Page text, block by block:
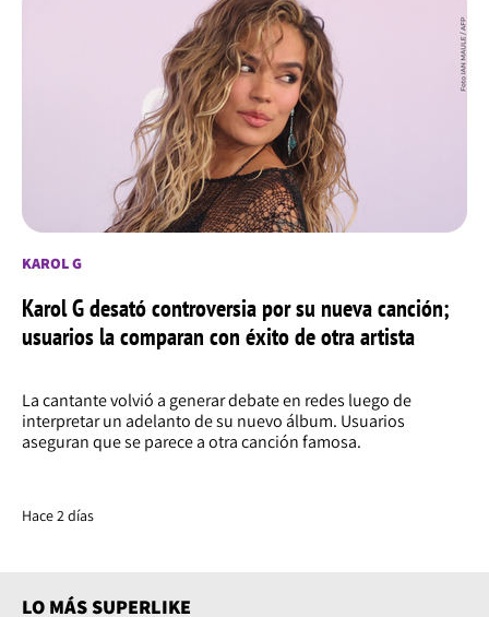
KAROL G
Karol G desató controversia por su nueva canción;
usuarios la comparan con éxito de otra artista
La cantante volvió a generar debate en redes luego de
interpretar un adelanto de su nuevo álbum. Usuarios
aseguran que se parece a otra canción famosa.
Hace 2 días
LO MÁS SUPERLIKE